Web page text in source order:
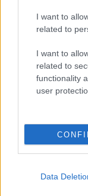
I want to
related to
I want to
related to
functionality
user
Data
sucho a teplo?